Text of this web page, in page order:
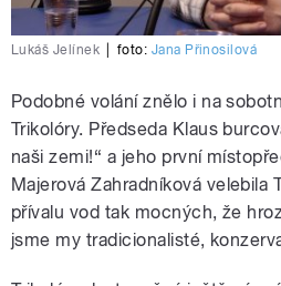
Lukáš Jelínek foto: Jana Přinosilová
Podobné volání znělo i na
Trikolóry. Předseda Klaus
naši zemi!“ a jeho první
Majerová Zahradníková velebila
přívalu vod tak mocných, že
jsme my tradicionalisté,